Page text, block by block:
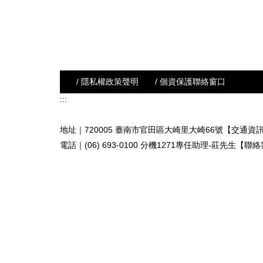
/ 隱私權政策聲明
/ 個資保護聯絡窗口
:::
地址｜720005 臺南市官田區大崎里大崎66號【交通資訊
電話｜(06) 693-0100 分機1271專任助理-莊先生 【聯絡